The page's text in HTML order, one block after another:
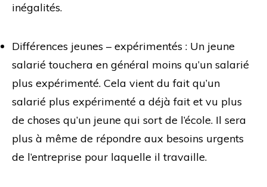
inégalités.
Différences jeunes – expérimentés : Un jeune
salarié touchera en général moins qu’un salarié
plus expérimenté. Cela vient du fait qu’un
salarié plus expérimenté a déjà fait et vu plus
de choses qu’un jeune qui sort de l’école. Il sera
plus à même de répondre aux besoins urgents
de l’entreprise pour laquelle il travaille.